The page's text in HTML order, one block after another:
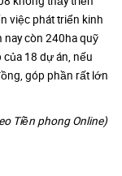
việc phát triển kinh
nay còn 240ha quỹ
18 dự án, nếu
góp phần rất lớn
Tiền phong Online)